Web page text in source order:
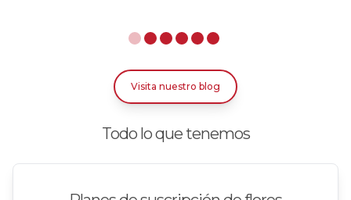
Visita nuestro blog
Todo lo que tenemos
Rosas Azules
Rosas Bicolor Blancas-Rojas
Rosas Blancas
Rosas Damasco